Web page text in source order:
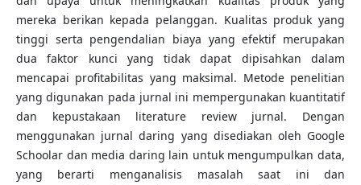
mereka berikan kepada pelanggan. Kualitas produk yang
tinggi serta pengendalian biaya yang efektif merupakan
dua faktor kunci yang tidak dapat dipisahkan dalam
mencapai profitabilitas yang maksimal. Metode penelitian
yang digunakan pada jurnal ini mempergunakan kuantitatif
dan kepustakaan literature review jurnal. Dengan
menggunakan jurnal daring yang disediakan oleh Google
Schoolar dan media daring lain untuk mengumpulkan data,
yang berarti menganalisis masalah saat ini dan